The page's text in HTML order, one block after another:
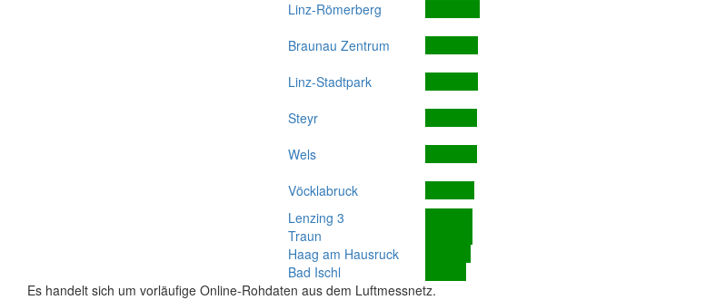
Linz-Römerberg
Braunau Zentrum
Linz-Stadtpark
Steyr
Wels
Vöcklabruck
Lenzing 3
Traun
Haag am Hausruck
Bad Ischl
Es handelt sich um vorläufige Online-Rohdaten aus dem Luftmessnetz.